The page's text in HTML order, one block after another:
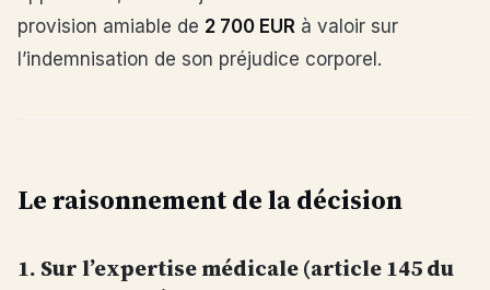
provision amiable de 2 700 EUR à valoir sur
l’indemnisation de son préjudice corporel.
Le raisonnement de la décision
1. Sur l’expertise médicale (article 145 du